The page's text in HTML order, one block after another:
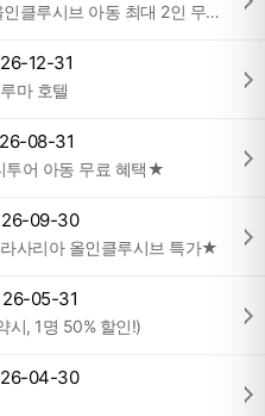
코타키나발루 샹그릴라 라사리아 올인클루시브 아동 최대 2인 무료 투숙!
12-31
마 호텔
08-31
투어 아동 무료 혜택★
09-30
사리아 올인클루시브 특가★
05-31
시, 1명 50% 할인!)
04-30